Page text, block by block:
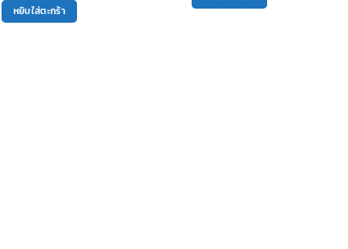
was:
290฿.
is:
270฿.
หยิบใส่ตะกร้า
390฿.
355฿.